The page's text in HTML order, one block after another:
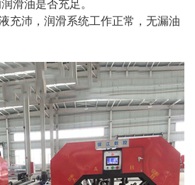
滑油是否充足。
充沛，润滑系统工作正常，无漏油